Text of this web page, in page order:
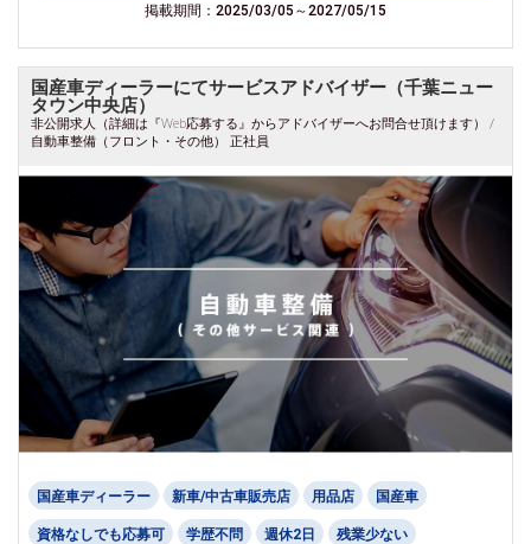
掲載期間：2025/03/05～2027/05/15
国産車ディーラーにてサービスアドバイザー（千葉ニュー
タウン中央店）
非公開求人（詳細は『Web応募する』からアドバイザーへお問合せ頂けます） /
自動車整備（フロント・その他） 正社員
国産車ディーラー 新車/中古車販売店 用品店 国産車
資格なしでも応募可 学歴不問 週休2日 残業少ない